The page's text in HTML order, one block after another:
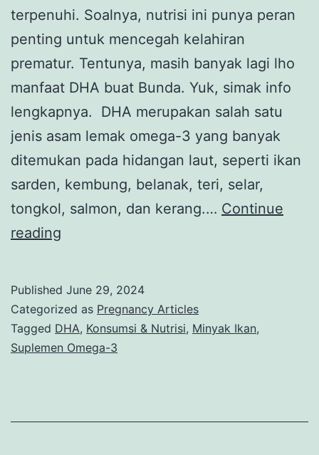
terpenuhi. Soalnya, nutrisi ini punya peran
penting untuk mencegah kelahiran
prematur. Tentunya, masih banyak lagi lho
manfaat DHA buat Bunda. Yuk, simak info
lengkapnya. DHA merupakan salah satu
jenis asam lemak omega-3 yang banyak
ditemukan pada hidangan laut, seperti ikan
sarden, kembung, belanak, teri, selar,
tongkol, salmon, dan kerang.… Continue
reading
Ibu
Hamil
yang
Published June 29, 2024
Categorized as Pregnancy Articles
Tagged DHA, Konsumsi & Nutrisi, Minyak Ikan,
Suplemen Omega-3